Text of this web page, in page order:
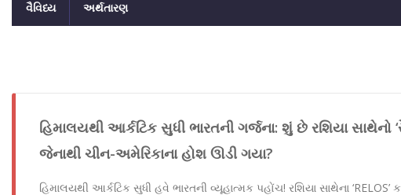
વૈવિધ્ય અર્થતારણ
હિમાલયથી આર્કટિક સુધી ભારતની ગર્જના: શું છે રશિયા સાથેનો
જેનાથી ચીન-અમેરિકાના હોશ ઊડી ગયા?
હિમાલયથી આર્કટિક સુધી હવે ભારતની વ્યૂહાત્મક પહોંચ! રશિયા સાથેના ‘RELOS’